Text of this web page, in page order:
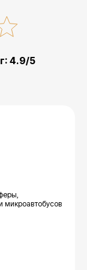
4.9/5
микроавтобусов